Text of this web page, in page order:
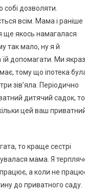
дозволяти.
всім. Мама і раніше
ще якось намагалася
так мало, ну я й
їй допомагати. Ми якраз
тому що іпотека
зів’яла. Періодично
дитячий садок, то
цей ваш
то краще сестрі
мама. Я
а коли не
до приватного саду.